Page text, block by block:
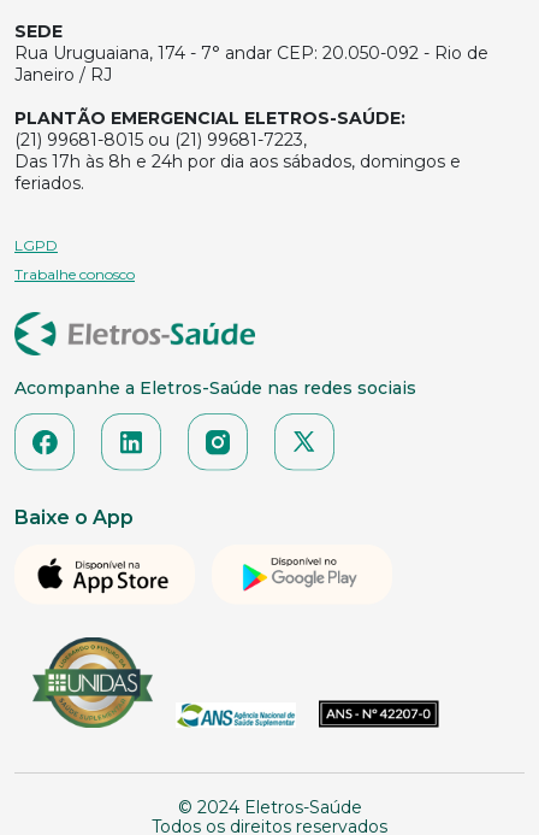
SEDE
Rua Uruguaiana, 174 - 7° andar CEP: 20.050-092 - Rio de
Janeiro / RJ
PLANTÃO EMERGENCIAL ELETROS-SAÚDE:
(21) 99681-8015 ou (21) 99681-7223,
Das 17h às 8h e 24h por dia aos sábados, domingos e
feriados.
LGPD
Trabalhe conosco
Acompanhe a Eletros-Saúde nas redes sociais
Baixe o App
© 2024 Eletros-Saúde
Todos os direitos reservados